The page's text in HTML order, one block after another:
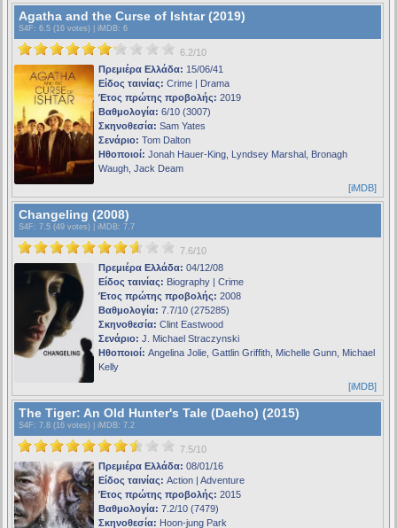
Agatha and the Curse of Ishtar (2019)
S4F : 6.5 (16 votes) | iMDB: 6
6.2/10
Πρεμιέρα Ελλάδα: 15/06/41
Είδος ταινίας: Crime | Drama
Έτος πρώτης προβολής: 2019
Βαθμολογία: 6/10 (3007)
Σκηνοθεσία: Sam Yates
Σενάριο: Tom Dalton
Ηθοποιοί: Jonah Hauer-King, Lyndsey Marshal, Bronagh
Waugh, Jack Deam
[iMDB]
Changeling (2008)
S4F : 7.5 (49 votes) | iMDB: 7.7
7.6/10
Πρεμιέρα Ελλάδα: 04/12/08
Είδος ταινίας: Biography | Crime
Έτος πρώτης προβολής: 2008
Βαθμολογία: 7.7/10 (275285)
Σκηνοθεσία: Clint Eastwood
Σενάριο: J. Michael Straczynski
Ηθοποιοί: Angelina Jolie, Gattlin Griffith, Michelle Gunn, Michael
Kelly
[iMDB]
The Tiger: An Old Hunter's Tale (Daeho) (2015)
S4F : 7.8 (16 votes) | iMDB: 7.2
7.5/10
Πρεμιέρα Ελλάδα: 08/01/16
Είδος ταινίας: Action | Adventure
Έτος πρώτης προβολής: 2015
Βαθμολογία: 7.2/10 (7479)
Σκηνοθεσία: Hoon-jung Park